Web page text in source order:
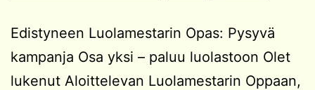
Edistyneen Luolamestarin Opas: Pysyvä
kampanja Osa yksi – paluu luolastoon Olet
lukenut Aloittelevan Luolamestarin Oppaan,